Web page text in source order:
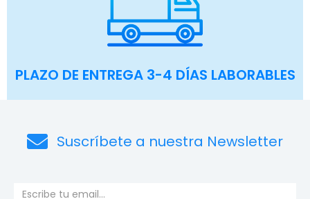
PLAZO DE ENTREGA 3-4 DÍAS LABORABLES
Suscríbete a nuestra Newsletter
Email